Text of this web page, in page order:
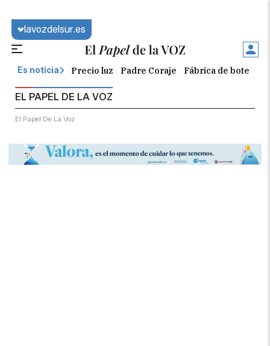
lavozdelsur.es
Es noticia Precio luz Padre Coraje Fábrica de botellas
EL PAPEL DE LA VOZ
El Papel De La Voz